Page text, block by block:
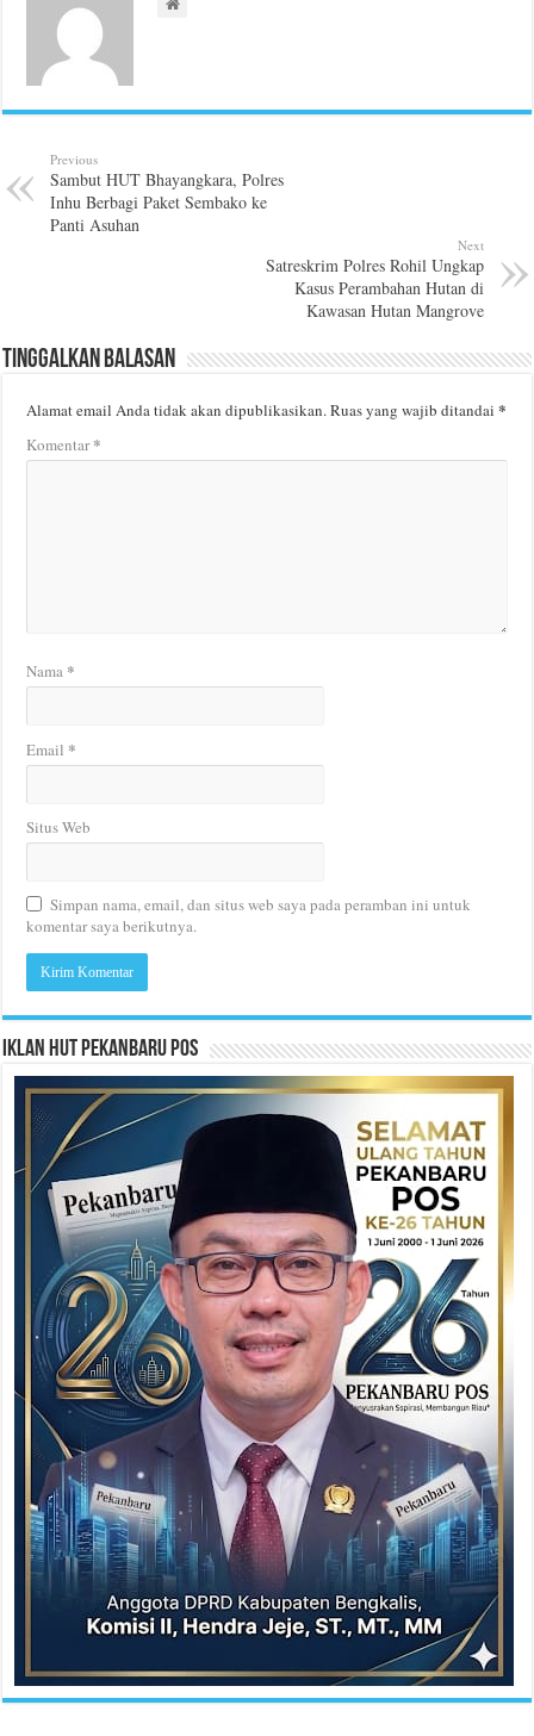
Previous
Sambut HUT Bhayangkara, Polres
Inhu Berbagi Paket Sembako ke
Panti Asuhan
Next
Satreskrim Polres Rohil Ungkap
Kasus Perambahan Hutan di
Kawasan Hutan Mangrove
Tinggalkan Balasan
Alamat email Anda tidak akan dipublikasikan.Ruas yang wajib ditandai*
Komentar*
Nama *
Email *
Situs Web
Simpan nama, email, dan situs web saya pada peramban ini untuk
komentar saya berikutnya.
Iklan HUT Pekanbaru Pos